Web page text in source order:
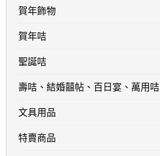
賀年飾物
賀年咭
聖誕咭
壽咭、結婚囍帖、百日宴、萬用咭
文具用品
特賣商品